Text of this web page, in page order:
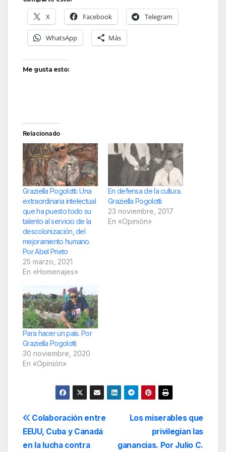
X Facebook Telegram
WhatsApp Más
Me gusta esto:
Relacionado
Graziella Pogolotti: Una
extraordinaria intelectual
que ha puesto todo su
talento al servicio de la
descolonización, del
mejoramiento humano.
Por Abel Prieto
25 marzo, 2021
En «Homenajes»
En defensa de la cultura.
Graziella Pogolotti
23 noviembre, 2017
En «Opinión»
Para hacer un país. Por
Graziella Pogolotti
30 noviembre, 2020
En «Opinión»
Navegación
de
Los miserables que
privilegian las
ganancias. Por Julio C.
Colaboración entre
EEUU, Cuba y Canadá
en la lucha contra